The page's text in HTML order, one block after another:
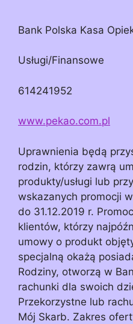
Bank Polska Kasa
Usługi/Finansowe
614241952
www.pekao.com.pl
Uprawnienia będą
rodzin, którzy zawrą
produkty/usługi lub
wskazanych promocji
do 31.12.2019 r.
klientów, którzy
umowy o produkt
specjalną okażą
Rodziny, otworzą w
rachunki dla swoich
Przekorzystne lub
Mój Skarb. Zakres